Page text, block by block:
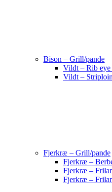
Bison – Grill/pande
Vildt – Rib eye
Vildt –
Fjerkræ – Grill/pande
Fjerkræ –
Fjerkræ –
Fjerkræ –